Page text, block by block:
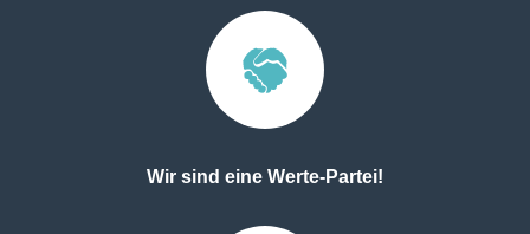
Wir sind eine Werte-Partei!